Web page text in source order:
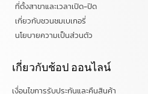
ที่ตั้งสาขาและเวลาเปิด-ปิด
เกี่ยวกับชวนชมเบเกอรี่
นโยบายความเป็นส่วนตัว
เกี่ยวกับช้อป ออนไลน์
เงื่อนไขการรับประกันและคืนสินค้า